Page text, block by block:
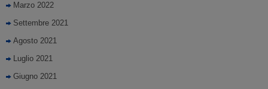
Marzo 2022
Settembre 2021
Agosto 2021
Luglio 2021
Giugno 2021